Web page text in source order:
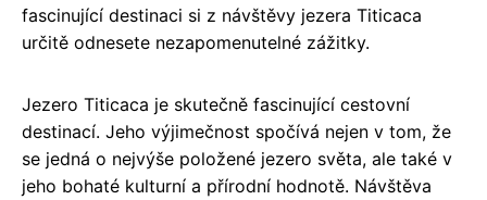
fascinující destinaci si z návštěvy jezera Titicaca
určitě odnesete nezapomenutelné zážitky.
Jezero Titicaca je skutečně fascinující cestovní
destinací. Jeho výjimečnost spočívá nejen v tom, že
se jedná o nejvýše položené jezero světa, ale také v
jeho bohaté kulturní a přírodní hodnotě. Návštěva